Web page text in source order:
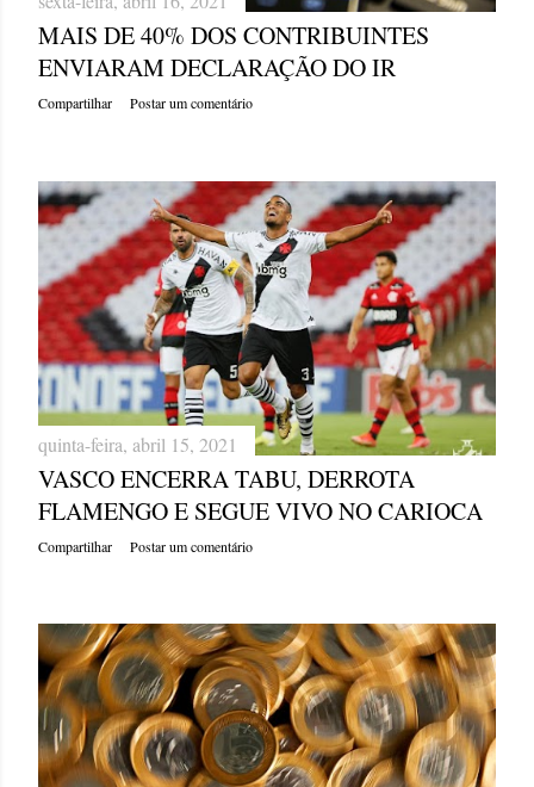
MAIS DE 40% DOS CONTRIBUINTES
ENVIARAM DECLARAÇÃO DO IR
Compartilhar Postar um comentário
quinta-feira, abril 15, 2021
VASCO ENCERRA TABU, DERROTA
FLAMENGO E SEGUE VIVO NO CARIOCA
Compartilhar Postar um comentário